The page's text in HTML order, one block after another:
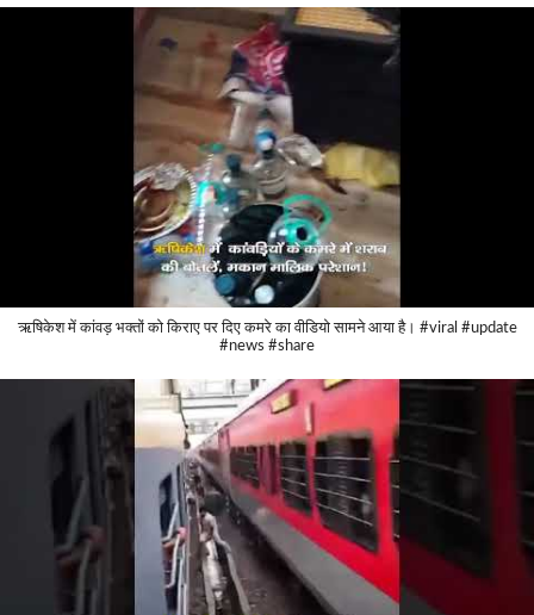
ऋषिकेश में कांवड़ भक्तों को किराए पर दिए कमरे का वीडियो सामने आया है। #viral #update
#news #share